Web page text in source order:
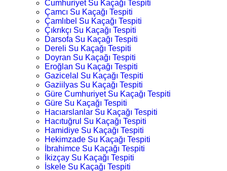
Cumhuriyet Su Kaçağı Tespiti
Çamcı Su Kaçağı Tespiti
Çamlıbel Su Kaçağı Tespiti
Çıkrıkçı Su Kaçağı Tespiti
Darsofa Su Kaçağı Tespiti
Dereli Su Kaçağı Tespiti
Doyran Su Kaçağı Tespiti
Eroğlan Su Kaçağı Tespiti
Gazicelal Su Kaçağı Tespiti
Gaziilyas Su Kaçağı Tespiti
Güre Cumhuriyet Su Kaçağı Tespiti
Güre Su Kaçağı Tespiti
Hacıarslanlar Su Kaçağı Tespiti
Hacıtuğrul Su Kaçağı Tespiti
Hamidiye Su Kaçağı Tespiti
Hekimzade Su Kaçağı Tespiti
İbrahimce Su Kaçağı Tespiti
İkizçay Su Kaçağı Tespiti
İskele Su Kaçağı Tespiti